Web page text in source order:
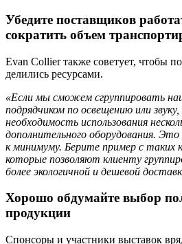
Убедите поставщиков
сократить объем
Evan Collier также советует, чтобы
делились ресурсами.
«Если мы сможем сгруппировать
подрядчиком по освещению или
необходимость использования
дополнительного оборудования.
к минимуму. Берите пример с таких
которые позволяют клиенту
более экологичной и дешевой
Хорошо обдумайте выбор
продукции
Спонсоры и участники выставок